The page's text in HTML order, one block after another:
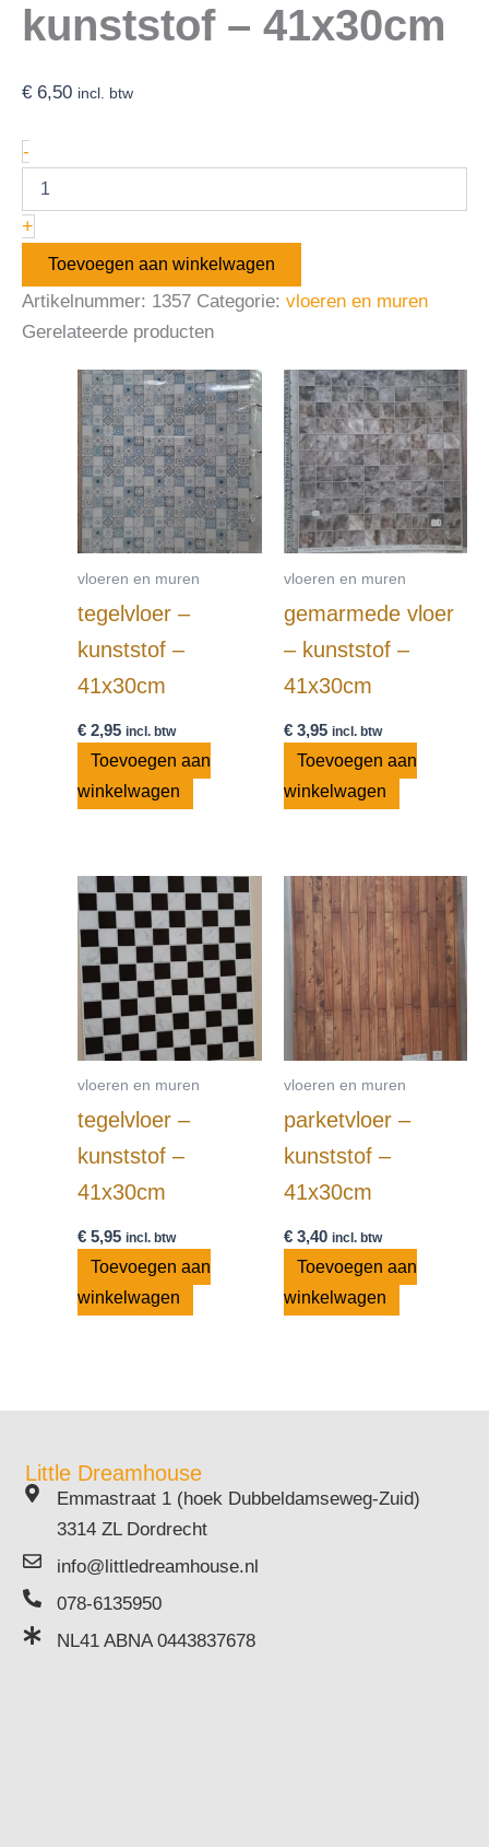
kunststof – 41x30cm
€ 6,50 incl. btw
-
+
Toevoegen aan winkelwagen
Artikelnummer: 1357 Categorie: vloeren en muren
Gerelateerde producten
vloeren en muren
tegelvloer –
kunststof –
41x30cm
€ 2,95 incl. btw
Toevoegen aan
winkelwagen
vloeren en muren
gemarmede vloer
– kunststof –
41x30cm
€3,95 incl. btw
Toevoegen aan
winkelwagen
vloeren en muren
tegelvloer –
kunststof –
41x30cm
€ 5,95 incl. btw
Toevoegen aan
winkelwagen
vloeren en muren
parketvloer –
kunststof –
41x30cm
€3,40 incl. btw
Toevoegen aan
winkelwagen
Little Dreamhouse
Emmastraat 1 (hoek Dubbeldamseweg-Zuid)
3314 ZL Dordrecht
info@littledreamhouse.nl
078-6135950
NL41 ABNA 0443837678